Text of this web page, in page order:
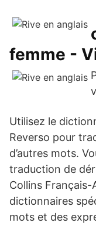
femme -
Utilisez le
Reverso pour
d’autres mots.
traduction de
Collins Français-
dictionnaires
mots et des